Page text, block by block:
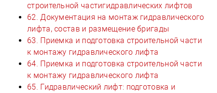
строительной частигидравлических лифтов
62. Документация на монтаж гидравлического
лифта, состав и размещение бригады
63. Приемка и подготовка строительной части
к монтажу гидравлического лифта
64. Приемка и подготовка строительной части
к монтажу гидравлического лифта
65. Гидравлический лифт: подготовка и